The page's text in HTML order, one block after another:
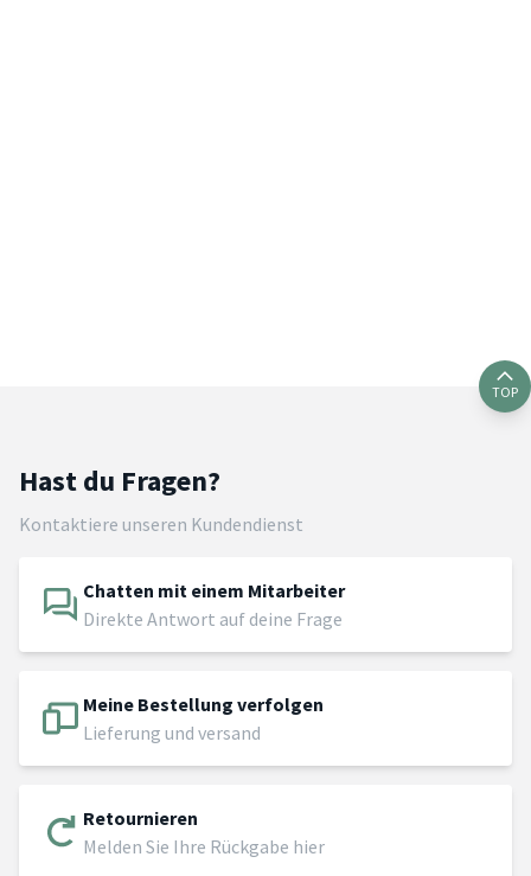
TOP
Hast du Fragen?
Kontaktiere unseren Kundendienst
Chatten mit einem Mitarbeiter
Direkte Antwort auf deine Frage
Meine Bestellung verfolgen
Lieferung und versand
Retournieren
Melden Sie Ihre Rückgabe hier